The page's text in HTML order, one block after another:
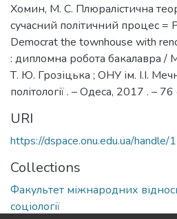
Хомин, М. С. Плюралістична
сучасний політичний процес =
Democrat the townhouse with
: дипломна робота бакалавра /
Т. Ю. Грозіцька ; ОНУ ім. І.І.
політології . – Одеса, 2017 . – 76
URI
https://dspace.onu.edu.ua/
Collections
Факультет міжнародних
соціології